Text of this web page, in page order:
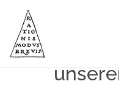
Einfache